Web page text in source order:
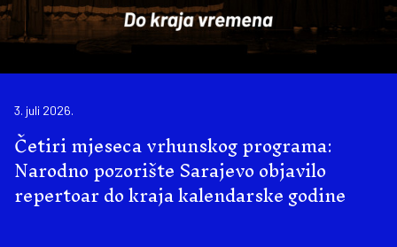
3. juli 2026.
Četiri mjeseca vrhunskog programa:
Narodno pozorište Sarajevo objavilo
repertoar do kraja kalendarske godine